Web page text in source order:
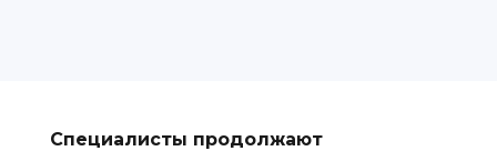
Специалисты продолжают